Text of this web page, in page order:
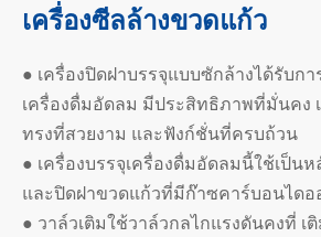
เครื่องซีลล้างขวดแก้ว
● เครื่องปิดฝาบรรจุแบบซักล้างได้รับก
เครื่องดื่มอัดลม มีประสิทธิภาพที่มั่นคง
ทรงที่สวยงาม และฟังก์ชั่นที่ครบถ้วน
● เครื่องบรรจุเครื่องดื่มอัดลมนี้ใช้เป็น
และปิดฝาขวดแก้วที่มีก๊าซคาร์บอนไดอ
● วาล์วเติมใช้วาล์วกลไกแรงดันคงที่ เ